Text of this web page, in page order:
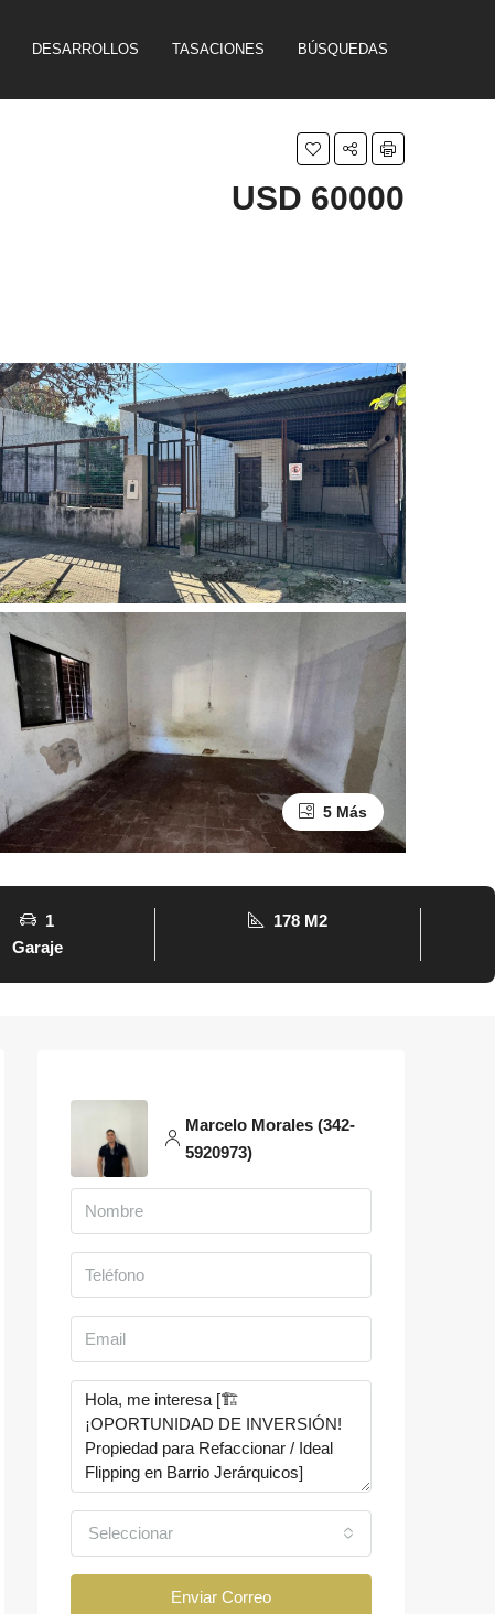
DESARROLLOS TASACIONES BÚSQUEDAS
USD 60000
5 Más
1
Garaje
178 M2
Marcelo Morales (342-
5920973)
Seleccionar
Enviar Correo